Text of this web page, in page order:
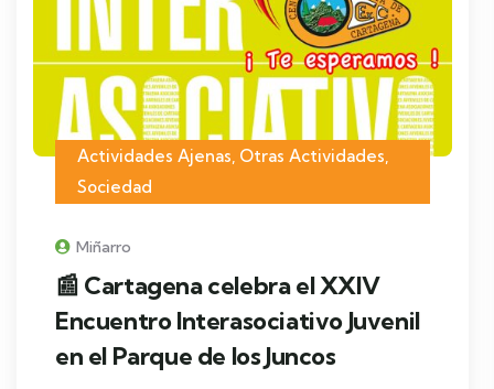
Actividades Ajenas, Otras Actividades,
Sociedad
Miñarro
📰 Cartagena celebra el XXIV
Encuentro Interasociativo Juvenil
en el Parque de los Juncos